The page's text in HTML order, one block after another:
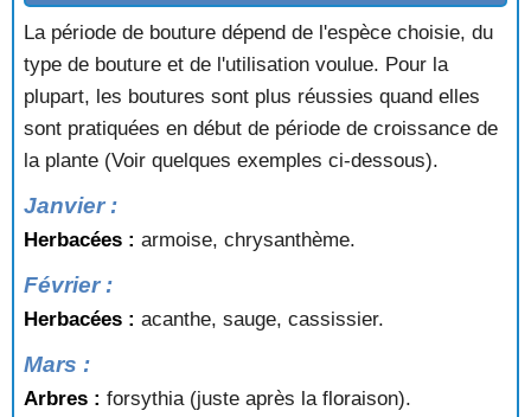
La période de bouture dépend de l'espèce choisie, du
type de bouture et de l'utilisation voulue. Pour la
plupart, les boutures sont plus réussies quand elles
sont pratiquées en début de période de croissance de
la plante (Voir quelques exemples ci-dessous).
Janvier :
Herbacées : armoise, chrysanthème.
Février :
Herbacées : acanthe, sauge, cassissier.
Mars :
Arbres : forsythia (juste après la floraison).